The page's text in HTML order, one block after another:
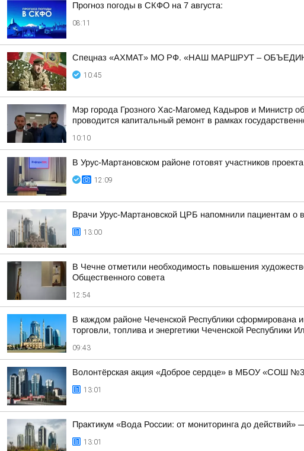
Прогноз погоды в СКФО на 7 августа:
08:11
Спецназ «АХМАТ» МО РФ. «НАШ МАРШРУТ –
10:45
Мэр города Грозного Хас-Магомед Кадыров и Министр
проводится капитальный ремонт в рамках
10:10
В Урус-Мартановском районе готовят участников
12:09
Врачи Урус-Мартановской ЦРБ напомнили пациентам о
13:00
В Чечне отметили необходимость повышения
Общественного совета
12:54
В каждом районе Чеченской Республики
торговли, топлива и энергетики Чеченской Республики
09:43
Волонтёрская акция «Доброе сердце» в МБОУ «СОШ
13:01
Практикум «Вода России: от мониторинга до
13:01